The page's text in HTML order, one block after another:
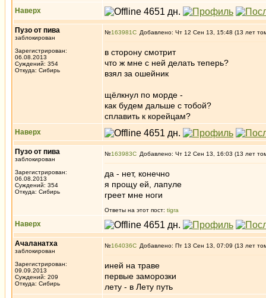
Наверх
Пузо от пива
заблокирован
Зарегистрирован:
06.08.2013
Суждений: 354
Откуда: Сибирь
№163981 Добавлено: Чт 12 Сен 13, 15:48 (13 лет
в сторону смотрит
что ж мне с ней делать теперь?
взял за ошейник
щёлкнул по морде -
как будем дальше с тобой?
сплавить к корейцам?
Наверх
Пузо от пива
заблокирован
Зарегистрирован:
06.08.2013
Суждений: 354
Откуда: Сибирь
№163983 Добавлено: Чт 12 Сен 13, 16:03 (13 лет
да - нет, конечно
я прощу ей, лапуле
греет мне ноги
Ответы на этот пост: tigra
Наверх
Ачаланатха
заблокирован
Зарегистрирован:
09.09.2013
Суждений: 209
Откуда: Сибирь
№164036 Добавлено: Пт 13 Сен 13, 07:09 (13 лет
иней на траве
первые заморозки
лету - в Лету путь